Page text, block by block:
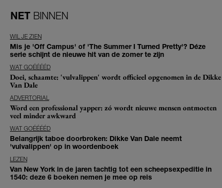
NET BINNEN
WIL JE ZIEN
Mis je 'Off Campus' of 'The Summer I Turned Pretty'? Déze
serie schijnt de nieuwe hit van de zomer te zijn
WAT GOÉÉÉÉD
Doei, schaamte: 'vulvalippen' wordt officieel opgenomen in de Dikke
Van Dale
ADVERTORIAL
Word een professional yapper: zó wordt nieuwe mensen ontmoeten
veel minder awkward
WAT GOÉÉÉÉD
Belangrijk taboe doorbroken: Dikke Van Dale neemt
'vulvalippen' op in woordenboek
LEZEN
Van New York in de jaren tachtig tot een scheepsexpeditie in
1540: deze 6 boeken nemen je mee op reis